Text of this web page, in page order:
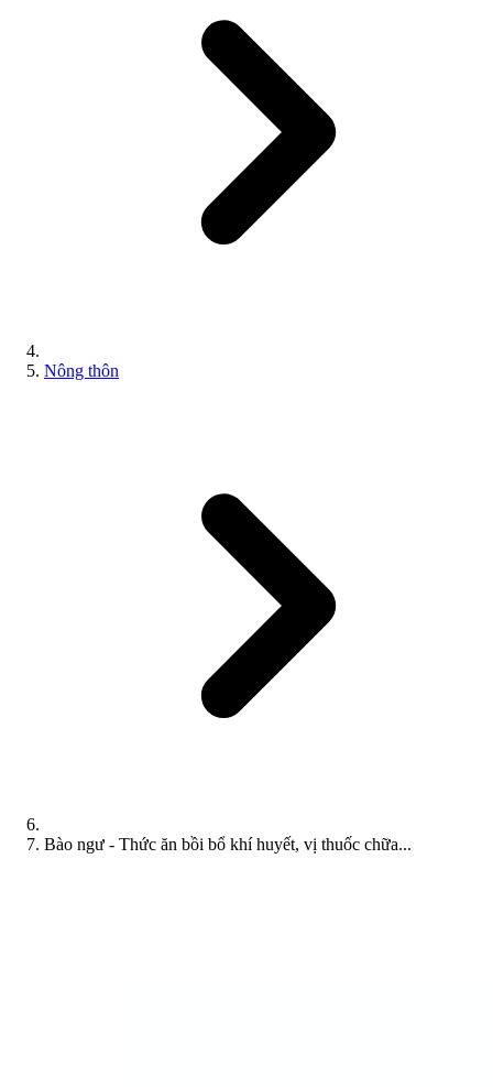
Nông thôn
Bào ngư - Thức ăn bồi bổ khí huyết, vị thuốc chữa...